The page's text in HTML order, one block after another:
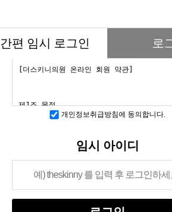
간편 임시 로그인 로
개인정보취급방침에 동의합니다.
임시 아이디